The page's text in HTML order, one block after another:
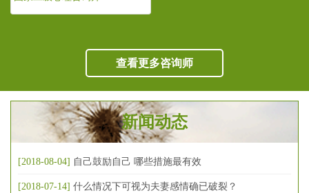
查看更多咨询师
新闻动态
[2018-08-04] 自己鼓励自己 哪些措施最有效
[2018-07-14] 什么情况下可视为夫妻感情确已破裂？